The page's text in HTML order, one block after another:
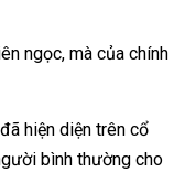
ngọc, mà của chính
hiện diện trên cổ
bình thường cho